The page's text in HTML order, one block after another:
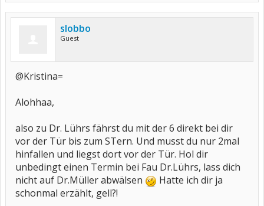
slobbo
Guest
@Kristina=
Alohhaa,
also zu Dr. Lührs fährst du mit der 6 direkt bei dir
vor der Tür bis zum STern. Und musst du nur 2mal
hinfallen und liegst dort vor der Tür. Hol dir
unbedingt einen Termin bei Fau Dr.Lührs, lass dich
nicht auf Dr.Müller abwälsen
Hatte ich dir ja
schonmal erzählt, gell?!